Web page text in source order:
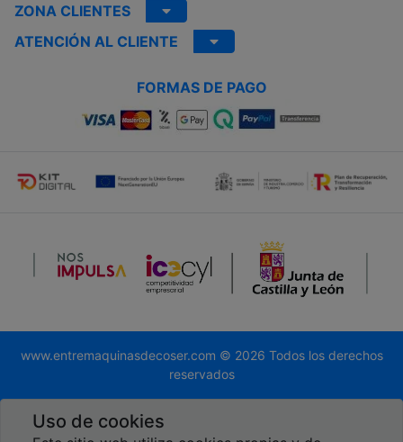
ZONA CLIENTES
ATENCIÓN AL CLIENTE
FORMAS DE PAGO
www.entremaquinasdecoser.com © 2026 Todos los derechos
reservados
Uso de cookies